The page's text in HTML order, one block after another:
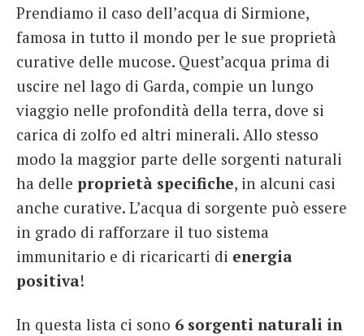
Prendiamo il caso dell’acqua di Sirmione,
famosa in tutto il mondo per le sue proprietà
curative delle mucose. Quest’acqua prima di
uscire nel lago di Garda, compie un lungo
viaggio nelle profondità della terra, dove si
carica di zolfo ed altri minerali. Allo stesso
modo la maggior parte delle sorgenti naturali
ha delle proprietà specifiche, in alcuni casi
anche curative. L’acqua di sorgente può essere
in grado di rafforzare il tuo sistema
immunitario e di ricaricarti di energia
positiva!
In questa lista ci sono 6 sorgenti naturali in